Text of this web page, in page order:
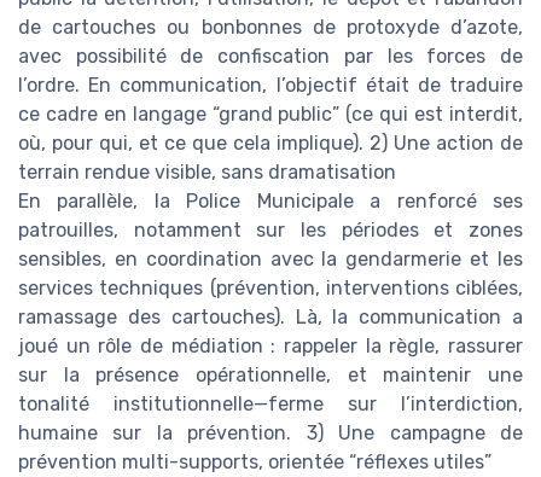
de cartouches ou bonbonnes de protoxyde d’azote,
avec possibilité de confiscation par les forces de
l’ordre. En communication, l’objectif était de traduire
ce cadre en langage “grand public” (ce qui est interdit,
où, pour qui, et ce que cela implique). 2) Une action de
terrain rendue visible, sans dramatisation
En parallèle, la Police Municipale a renforcé ses
patrouilles, notamment sur les périodes et zones
sensibles, en coordination avec la gendarmerie et les
services techniques (prévention, interventions ciblées,
ramassage des cartouches). Là, la communication a
joué un rôle de médiation : rappeler la règle, rassurer
sur la présence opérationnelle, et maintenir une
tonalité institutionnelle—ferme sur l’interdiction,
humaine sur la prévention. 3) Une campagne de
prévention multi-supports, orientée “réflexes utiles”